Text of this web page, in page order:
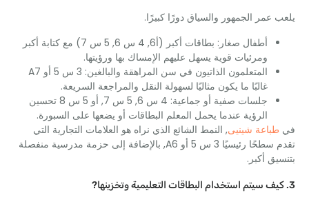
عمر الجمهور والسياق دورًا كبيرًا.
أطفال صغار: بطاقات أكبر (أ6, 4 س 6, 5 س 7) مع كتابة أكبر
ومرئيات قوية يسهل عليهم الإمساك بها ورؤيتها.
المتعلمون الذاتيون في سن المراهقة والبالغين: 3 س 5 أو A7
غالبًا ما يكون مثاليًا لسهولة النقل والمراجعة السريعة.
جلسات صفية أو جماعية: 4 س 6, 5 س 7, أو 5 س 8 تحسين
الرؤية عندما يحمل المعلم البطاقات أو يضعها على السبورة.
شينيى, النمط الشائع الذي نراه هو العلامات التجارية التي
تقدم سطحًا رئيسيًا 3 س 5 أو A6, بالإضافة إلى حزمة مدرسية منفصلة
أكبر.